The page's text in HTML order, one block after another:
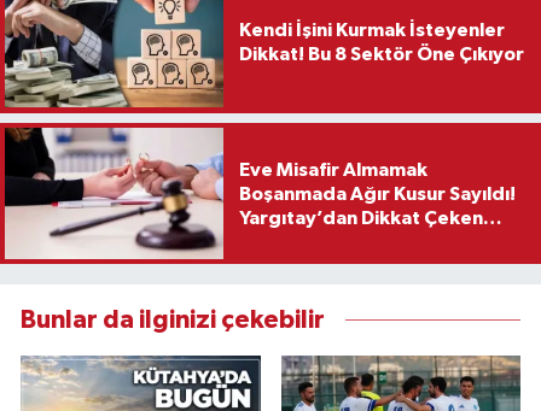
Kendi İşini Kurmak İsteyenler
Dikkat! Bu 8 Sektör Öne Çıkıyor
Eve Misafir Almamak
Boşanmada Ağır Kusur Sayıldı!
Yargıtay’dan Dikkat Çeken
Bunlar da ilginizi çekebilir